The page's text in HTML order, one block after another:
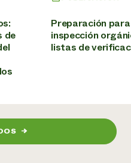
AgriSolar
un
de
Preparación
inspección
listas de
→